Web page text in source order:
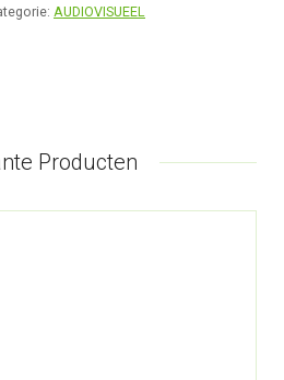
AUDIOVISUEEL
Producten